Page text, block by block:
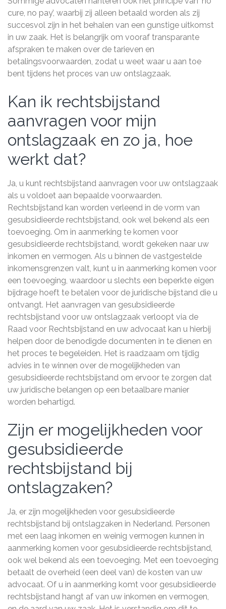
cure, no pay’, waarbij zij alleen betaald worden als zij
succesvol zijn in het behalen van een gunstige uitkomst
in uw zaak. Het is belangrijk om vooraf transparante
afspraken te maken over de tarieven en
betalingsvoorwaarden, zodat u weet waar u aan toe
bent tijdens het proces van uw ontslagzaak.
Kan ik rechtsbijstand
aanvragen voor mijn
ontslagzaak en zo ja, hoe
werkt dat?
Ja, u kunt rechtsbijstand aanvragen voor uw ontslagzaak
als u voldoet aan bepaalde voorwaarden.
Rechtsbijstand kan worden verleend in de vorm van
gesubsidieerde rechtsbijstand, ook wel bekend als een
toevoeging. Om in aanmerking te komen voor
gesubsidieerde rechtsbijstand, wordt gekeken naar uw
inkomen en vermogen. Als u binnen de vastgestelde
inkomensgrenzen valt, kunt u in aanmerking komen voor
een toevoeging, waardoor u slechts een beperkte eigen
bijdrage hoeft te betalen voor de juridische bijstand die u
ontvangt. Het aanvragen van gesubsidieerde
rechtsbijstand voor uw ontslagzaak verloopt via de
Raad voor Rechtsbijstand en uw advocaat kan u hierbij
helpen door de benodigde documenten in te dienen en
het proces te begeleiden. Het is raadzaam om tijdig
advies in te winnen over de mogelijkheden van
gesubsidieerde rechtsbijstand om ervoor te zorgen dat
uw juridische belangen op een betaalbare manier
worden behartigd.
Zijn er mogelijkheden voor
gesubsidieerde
rechtsbijstand bij
ontslagzaken?
Ja, er zijn mogelijkheden voor gesubsidieerde
rechtsbijstand bij ontslagzaken in Nederland. Personen
met een laag inkomen en weinig vermogen kunnen in
aanmerking komen voor gesubsidieerde rechtsbijstand,
ook wel bekend als een toevoeging. Met een toevoeging
betaalt de overheid (een deel van) de kosten van uw
advocaat. Of u in aanmerking komt voor gesubsidieerde
rechtsbijstand hangt af van uw inkomen en vermogen,